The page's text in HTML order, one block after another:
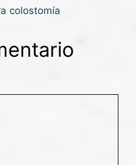
colostomía